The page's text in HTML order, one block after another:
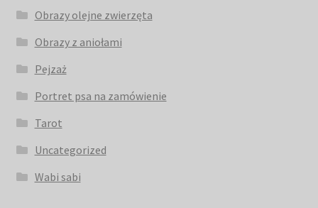
Obrazy olejne zwierzęta
Obrazy z aniołami
Pejzaż
Portret psa na zamówienie
Tarot
Uncategorized
Wabi sabi